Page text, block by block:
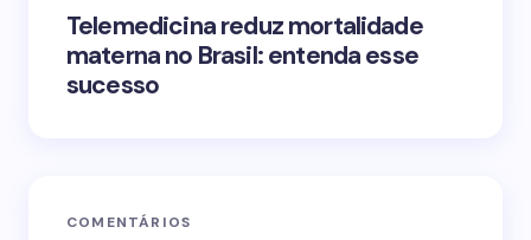
Telemedicina reduz mortalidade
materna no Brasil: entenda esse
sucesso
COMENTÁRIOS